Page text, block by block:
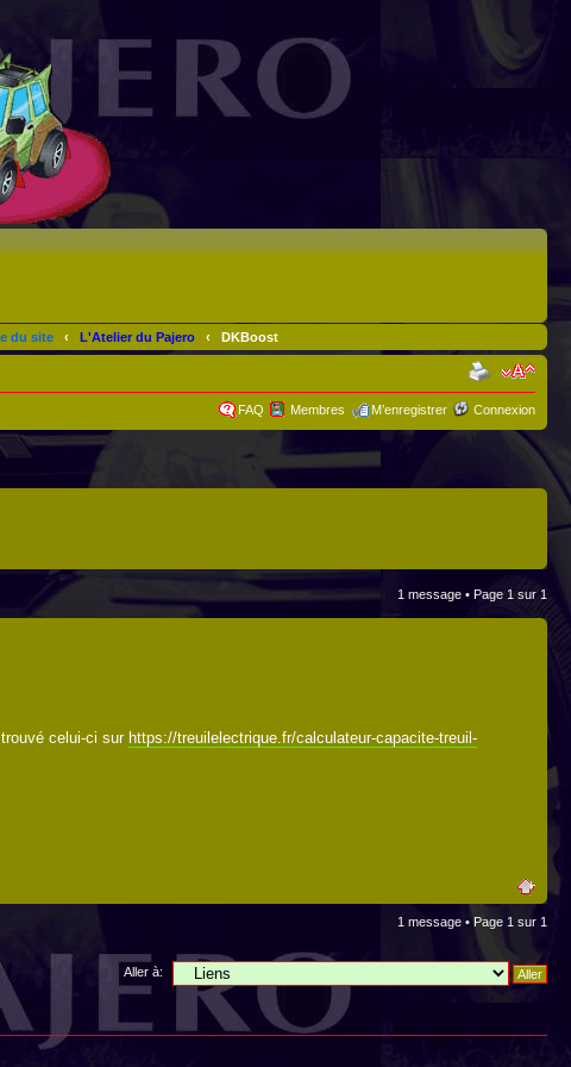
du site ‹ L'Atelier du Pajero ‹ DKBoost
FAQ Membres M’enregistrer Connexion
1 message • Page 1 sur 1
trouvé celui-ci surhttps://treuilelectrique.fr/calculateur-capacite-treuil-
1 message • Page 1 sur 1
Aller à: